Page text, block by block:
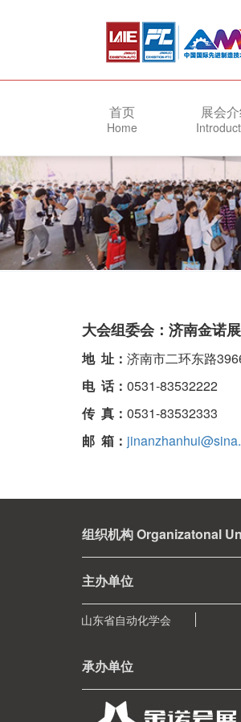
首页
Home
展会
大会组委会：济南金诺
地 址： 济南市二环东路
电 话： 0531-83532222
传 真： 0531-83532333
邮 箱：
组织机构 Organizatonal
主办单位
山东省自动化学会
承办单位